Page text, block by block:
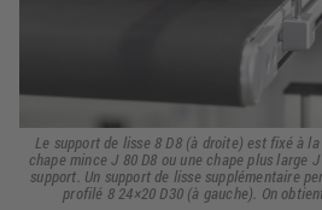
Le support de lisse 8 D8 (à droite) est fixé à
chape mince J 80 D8 ou une chape plus large
support. Un support de lisse supplémentaire
profilé 8 24×20 D30 (à gauche). On